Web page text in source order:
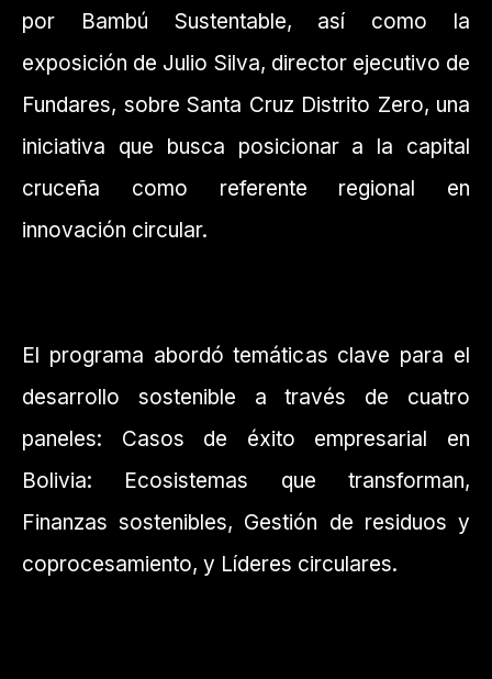
por Bambú Sustentable, así como la
exposición de Julio Silva, director ejecutivo de
Fundares, sobre Santa Cruz Distrito Zero, una
iniciativa que busca posicionar a la capital
cruceña como referente regional en
innovación circular.
El programa abordó temáticas clave para el
desarrollo sostenible a través de cuatro
paneles: Casos de éxito empresarial en
Bolivia: Ecosistemas que transforman,
Finanzas sostenibles, Gestión de residuos y
coprocesamiento, y Líderes circulares.